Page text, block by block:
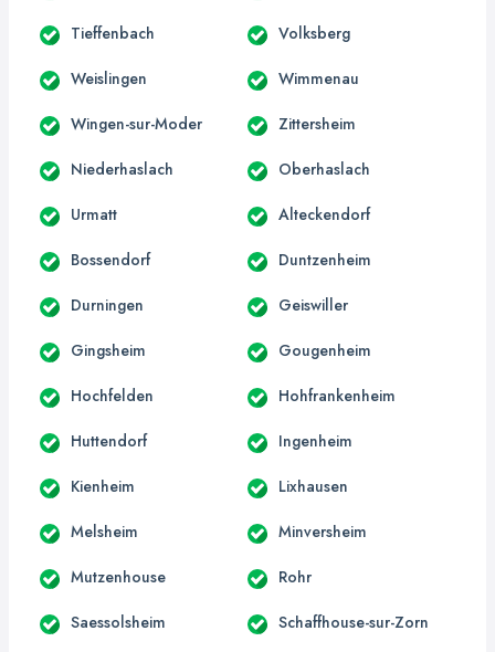
Tieffenbach Volksberg
Weislingen Wimmenau
Wingen-sur-Moder Zittersheim
Niederhaslach Oberhaslach
Urmatt Alteckendorf
Bossendorf Duntzenheim
Durningen Geiswiller
Gingsheim Gougenheim
Hochfelden Hohfrankenheim
Huttendorf Ingenheim
Kienheim Lixhausen
Melsheim Minversheim
Mutzenhouse Rohr
Saessolsheim Schaffhouse-sur-Zorn